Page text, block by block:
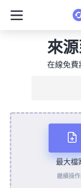
來
在線免費
最大檔
繼續操